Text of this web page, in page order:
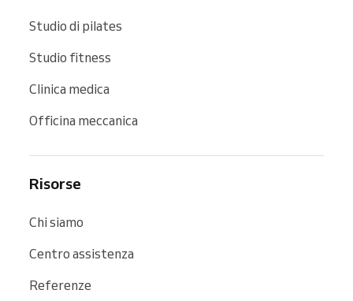
Studio di pilates
Studio fitness
Clinica medica
Officina meccanica
Risorse
Chi siamo
Centro assistenza
Referenze